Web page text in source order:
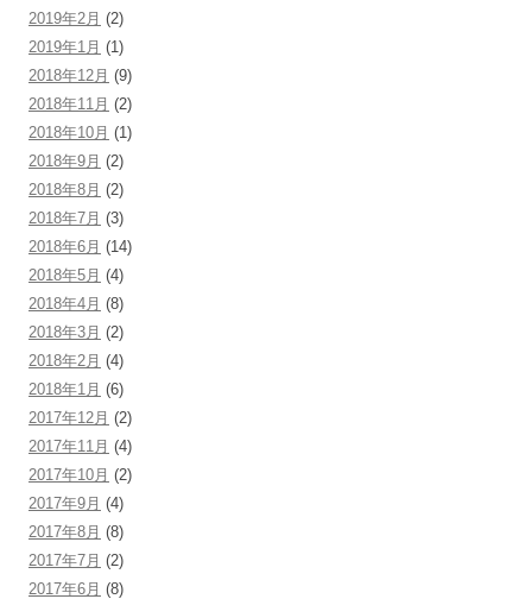
2019年2月 (2)
2019年1月 (1)
2018年12月 (9)
2018年11月 (2)
2018年10月 (1)
2018年9月 (2)
2018年8月 (2)
2018年7月 (3)
2018年6月 (14)
2018年5月 (4)
2018年4月 (8)
2018年3月 (2)
2018年2月 (4)
2018年1月 (6)
2017年12月 (2)
2017年11月 (4)
2017年10月 (2)
2017年9月 (4)
2017年8月 (8)
2017年7月 (2)
2017年6月 (8)